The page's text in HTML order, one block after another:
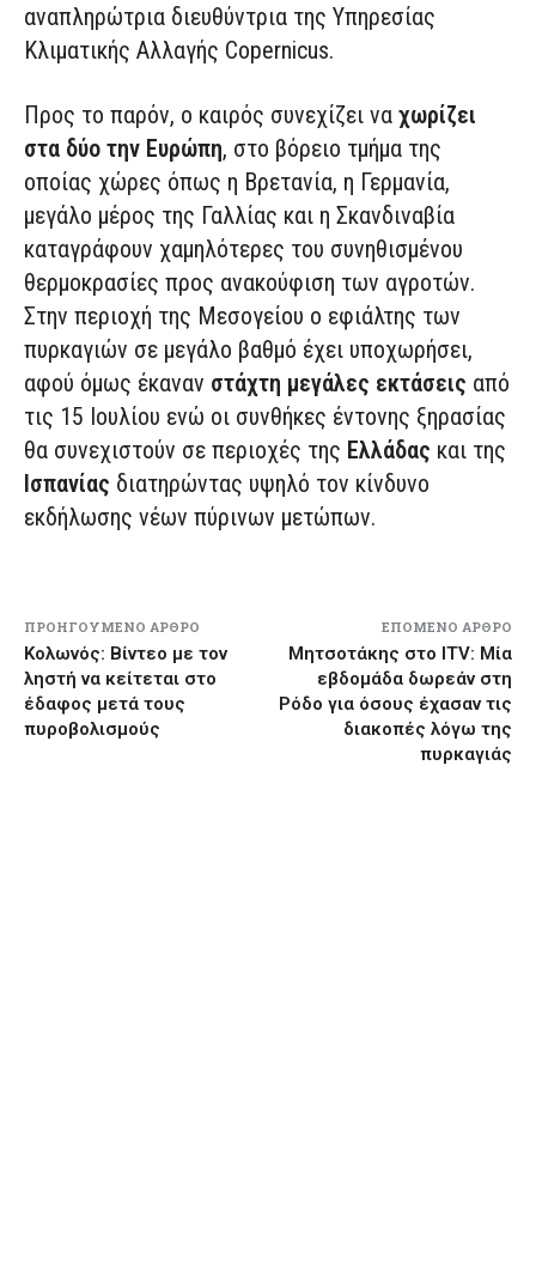
αναπληρώτρια διευθύντρια της Υπηρεσίας
Κλιματικής Αλλαγής Copernicus.
Προς το παρόν, ο καιρός συνεχίζει να χωρίζει
στα δύο την Ευρώπη, στο βόρειο τμήμα της
οποίας χώρες όπως η Βρετανία, η Γερμανία,
μεγάλο μέρος της Γαλλίας και η Σκανδιναβία
καταγράφουν χαμηλότερες του συνηθισμένου
θερμοκρασίες προς ανακούφιση των αγροτών.
Στην περιοχή της Μεσογείου ο εφιάλτης των
πυρκαγιών σε μεγάλο βαθμό έχει υποχωρήσει,
αφού όμως έκαναν στάχτη μεγάλες εκτάσεις από
τις 15 Ιουλίου ενώ οι συνθήκες έντονης ξηρασίας
θα συνεχιστούν σε περιοχές της Ελλάδας και της
Ισπανίας διατηρώντας υψηλό τον κίνδυνο
εκδήλωσης νέων πύρινων μετώπων.
ΠΡΟΗΓΟΎΜΕΝΟ ΆΡΘΡΟ
Κολωνός: Βίντεο με τον
ληστή να κείτεται στο
έδαφος μετά τους
πυροβολισμούς
ΕΠΌΜΕΝΟ ΆΡΘΡΟ
Μητσοτάκης στο ITV: Μία
εβδομάδα δωρεάν στη
Ρόδο για όσους έχασαν τις
διακοπές λόγω της
πυρκαγιάς